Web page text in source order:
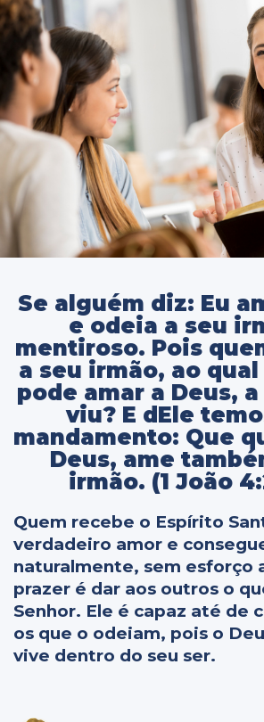
Se alguém diz: Eu
e odeia a seu
mentiroso. Pois
a seu irmão, ao
pode amar a Deus,
viu? E dEle
mandamento: Que
Deus, ame
irmão. (1 João
Quem recebe o Espírito
verdadeiro amor e
naturalmente, sem esforço
prazer é dar aos outros o
Senhor. Ele é capaz até de
os que o odeiam, pois o
vive dentro do seu ser.